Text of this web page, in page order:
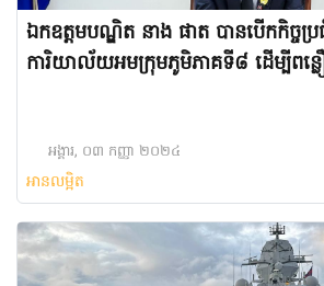
ឯកឧត្តមបណ្ឌិត នាង ផាត បានបើកកិច្ចប្
ការិយាល័យអមក្រុមភូមិភាគទី៨ ដើម្បីពន្ល
អង្គារ, ០៣ កញ្ញា ២០២៤
អានលម្អិត